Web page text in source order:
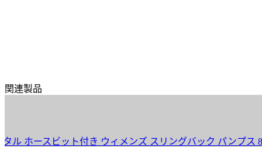
関連製品
ースビット付き ウィメンズ スリングバック パンプス